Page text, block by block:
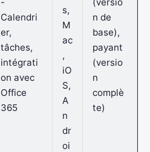
Calendri
er,
tâches,
intégrati
on avec
Office
365
s,
M
ac
,
iO
S,
A
n
dr
oi
n de
base),
payant
(versio
n
complè
te)